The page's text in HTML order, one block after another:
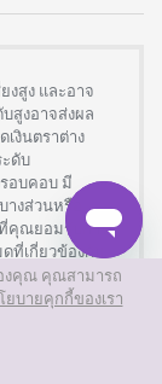
งสูง และอาจ
สูงอาจส่งผล
งินตราต่าง
ดับ
อบคอบ มี
งส่วนหรือ
คุณยอมรับการ
เกี่ยวข้องกับ
ที่ปรึกษา
Limited และ
งคุณ คุณสามารถ
บายคุกกี้ของเรา